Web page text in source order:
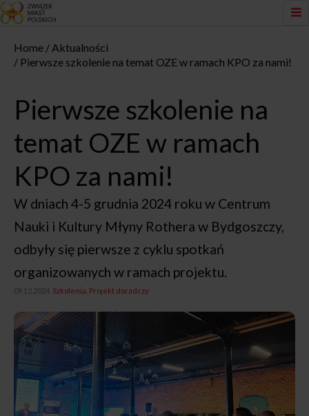
Home
Aktualności
Pierwsze szkolenie na temat OZE w ramach KPO za nami!
Pierwsze szkolenie na
temat OZE w ramach
KPO za nami!
W dniach 4-5 grudnia 2024 roku w Centrum
Nauki i Kultury Młyny Rothera w Bydgoszczy,
odbyły się pierwsze z cyklu spotkań
organizowanych w ramach projektu.
09.12.2024, Szkolenia Projekt doradczy